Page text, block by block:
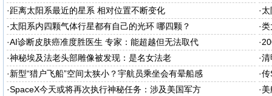
·距离太阳系最近的星系 相对位置不断变化 ·
·太阳系内四颗气体行星都有自己的光环 哪四颗？ ·类
·AI诊断皮肤癌准度胜医生 专家：能超越但无法取代 ·
·神秘埃及法老头部雕像被发现：是名女法老 ·清
·新型“猎户飞船”空间太狭小？宇航员乘坐会有晕船感 ·传
·SpaceX今天或将再次执行神秘任务：涉及美国军方 ·